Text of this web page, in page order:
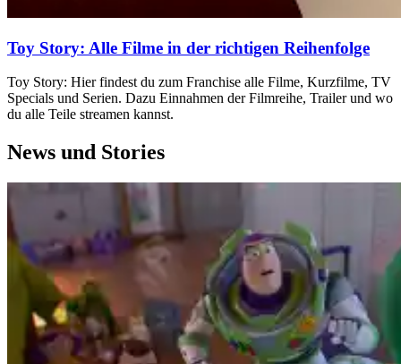
Toy Story: Alle Filme in der richtigen Reihenfolge
Toy Story: Hier findest du zum Franchise alle Filme, Kurzfilme, TV
Specials und Serien. Dazu Einnahmen der Filmreihe, Trailer und wo
du alle Teile streamen kannst.
News und Stories